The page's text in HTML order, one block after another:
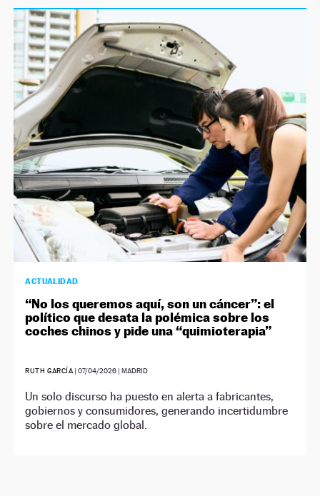
ACTUALIDAD
“No los queremos aquí, son un cáncer”: el
político que desata la polémica sobre los
coches chinos y pide una “quimioterapia”
RUTH GARCÍA |07/04/2026 | MADRID
Un solo discurso ha puesto en alerta a fabricantes,
gobiernos y consumidores, generando incertidumbre
sobre el mercado global.